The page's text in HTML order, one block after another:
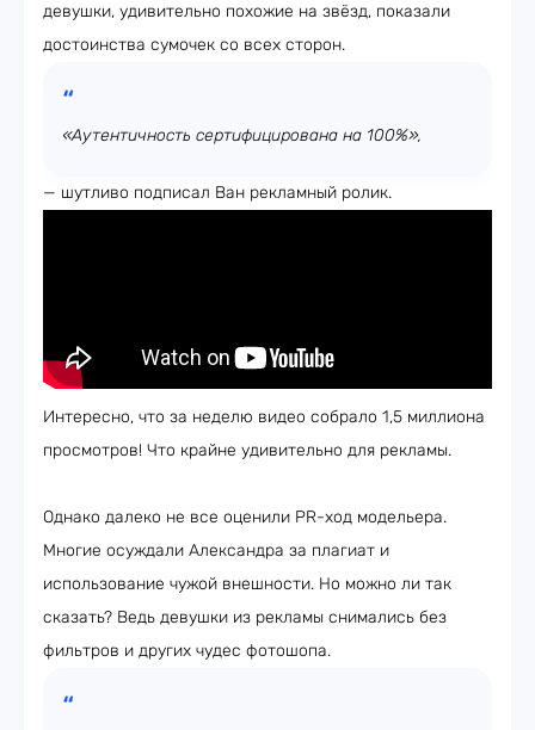
девушки, удивительно похожие на звёзд, показали
достоинства сумочек со всех сторон.
«Аутентичность сертифицирована на 100%»,
— шутливо подписал Ван рекламный ролик.
Интересно, что за неделю видео собрало 1,5 миллиона
просмотров! Что крайне удивительно для рекламы.
Однако далеко не все оценили PR-ход модельера.
Многие осуждали Александра за плагиат и
использование чужой внешности. Но можно ли так
сказать? Ведь девушки из рекламы снимались без
фильтров и других чудес фотошопа.